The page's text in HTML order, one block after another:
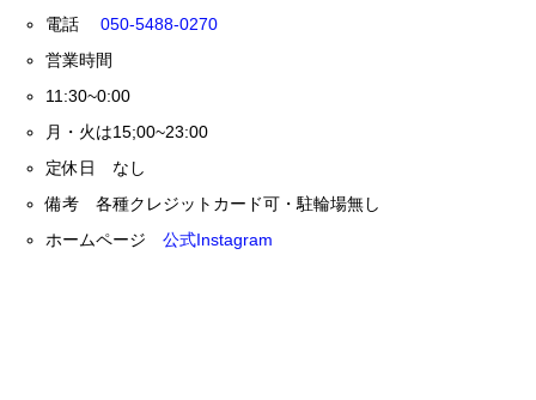
電話050-5488-0270
営業時間
11:30~0:00
月・火は15;00~23:00
定休日 なし
備考 各種クレジットカード可・駐輪場無し
ホームページ公式Instagram